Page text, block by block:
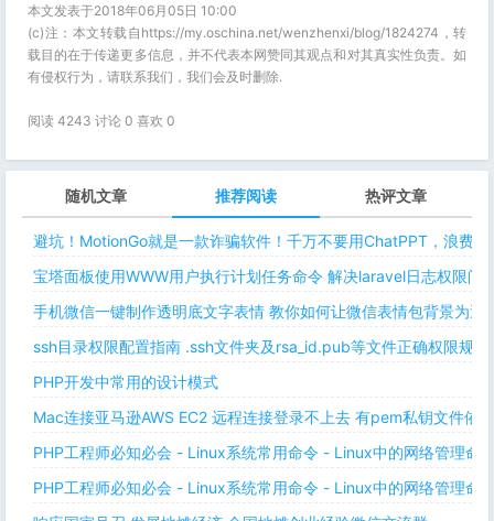
本文发表于2018年06月05日 10:00
(c)注：本文转载自https://my.oschina.net/wenzhenxi/blog/1824274，转
载目的在于传递更多信息，并不代表本网赞同其观点和对其真实性负责。如
有侵权行为，请联系我们，我们会及时删除.
阅读 4243 讨论 0 喜欢 0
随机文章 推荐阅读 热评文章
避坑！MotionGo就是一款诈骗软件！千万不要用ChatPPT，浪费时
宝塔面板使用WWW用户执行计划任务命令 解决laravel日志权限问
手机微信一键制作透明底文字表情 教你如何让微信表情包背景为
ssh目录权限配置指南 .ssh文件夹及rsa_id.pub等文件正确权限规则
PHP开发中常用的设计模式
Mac连接亚马逊AWS EC2 远程连接登录不上去 有pem私钥文件依
PHP工程师必知必会 - Linux系统常用命令 - Linux中的网络管理命
PHP工程师必知必会 - Linux系统常用命令 - Linux中的网络管理命